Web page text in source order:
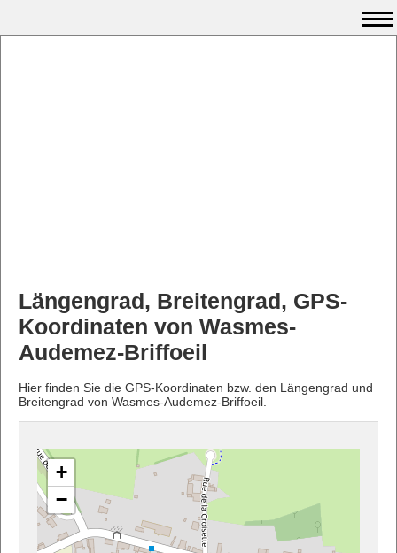
Längengrad, Breitengrad, GPS-
Koordinaten von Wasmes-
Audemez-Briffoeil
Hier finden Sie die GPS-Koordinaten bzw. den Längengrad und
Breitengrad von Wasmes-Audemez-Briffoeil.
+
−